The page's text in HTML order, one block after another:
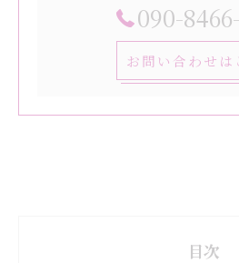
090-
お問い合わせは
目次